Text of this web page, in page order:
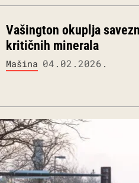
Vašington okuplja
kritičnih minerala
Mašina 04.02.2026.